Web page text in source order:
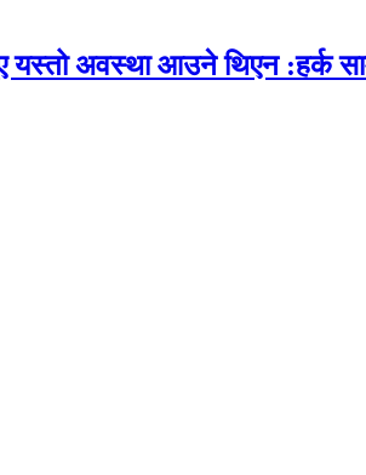
यस्तो अवस्था आउने थिएन :हर्क